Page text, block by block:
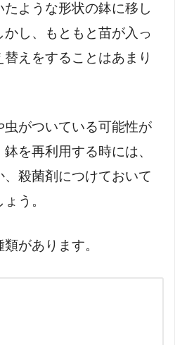
ような形状の鉢に移し
し、もともと苗が入っ
えをすることはあまり
がついている可能性が
を再利用する時には、
殺菌剤につけておいて
う。
があります。